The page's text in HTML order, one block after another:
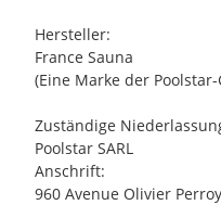
Hersteller:
France Sauna
(Eine Marke der
Zuständige
Poolstar SARL
Anschrift:
960 Avenue Olivier Perroy